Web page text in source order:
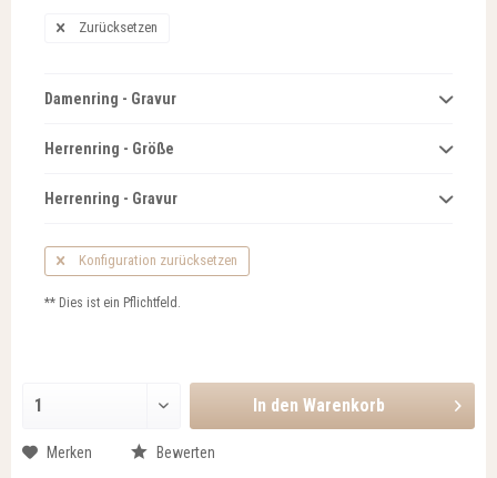
Zurücksetzen
Damenring - Gravur
Herrenring - Größe
Herrenring - Gravur
Konfiguration zurücksetzen
** Dies ist ein Pflichtfeld.
In den Warenkorb
Merken Bewerten